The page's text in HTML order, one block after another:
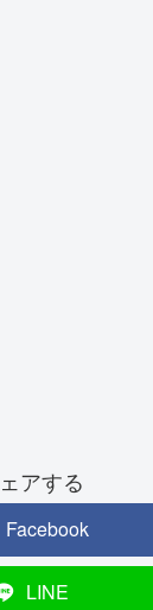
アする
Facebook
LINE